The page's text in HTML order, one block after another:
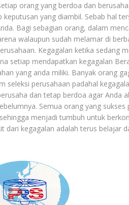
orang yang berdoa dan
yang diambil. Sebab hal
Bagi sebagian orang, dalam
walaupun sudah melamar di
Kegagalan ketika sedang
setiap mendapatkan kegagalan
yang anda miliki. Banyak orang
seleksi perusahaan padahal
dan tetap berdoa agar Anda
Semua orang yang sukses
menjadi tumbuh untuk
dari kegagalan adalah terus belajar